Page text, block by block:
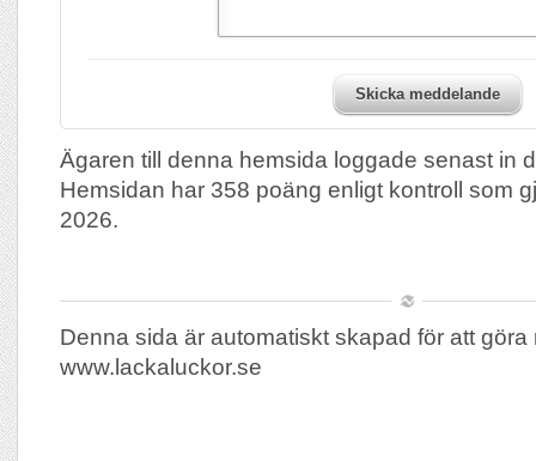
Skicka meddelande
Ägaren till denna hemsida loggade senast in
Hemsidan har 358 poäng enligt kontroll som
2026.
Denna sida är automatiskt skapad för att göra
www.lackaluckor.se